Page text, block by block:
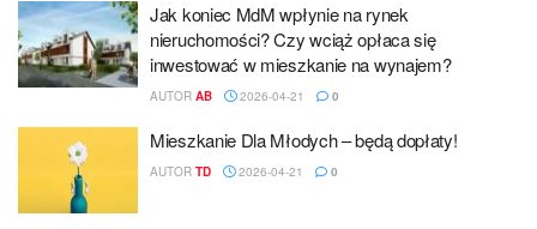
Jak koniec MdM wpłynie na rynek
nieruchomości? Czy wciąż opłaca się
inwestować w mieszkanie na wynajem?
AUTOR AB 2026-04-21 0
Mieszkanie Dla Młodych – będą dopłaty!
AUTOR TD 2026-04-21 0